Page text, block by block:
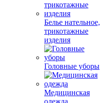
Белье нательное,
трикотажные
изделия
Головные уборы
Медицинская
одежда